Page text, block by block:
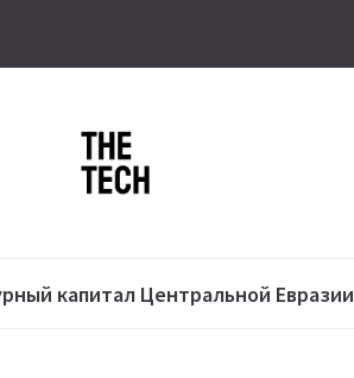
капитал Центральной Евразии